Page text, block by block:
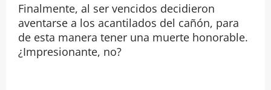
Finalmente, al ser vencidos decidieron
aventarse a los acantilados del cañón, para
de esta manera tener una muerte honorable.
¿Impresionante, no?